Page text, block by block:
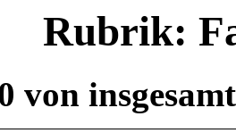
Rubrik:
von